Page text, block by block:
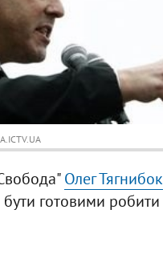
Олег Тягнибок
готовими робити